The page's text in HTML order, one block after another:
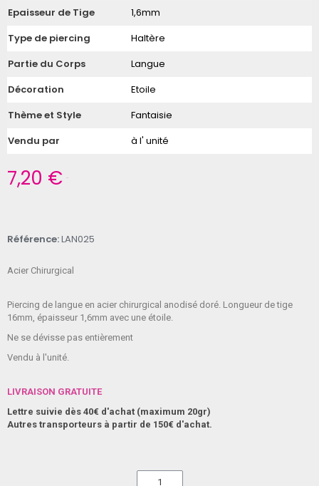
Epaisseur de Tige
1,6mm
Type de piercing
Haltère
Partie du Corps
Langue
Décoration
Etoile
Thème et Style
Fantaisie
Vendu par
à l' unité
7,20 €
Référence LAN025
Acier Chirurgical
Piercing de langue en acier chirurgical anodisé doré. Longueur de tige
16mm, épaisseur 1,6mm avec une étoile.
Ne se dévisse pas entièrement
Vendu à l'unité.
LIVRAISON GRATUITE
Lettre suivie dès 40€ d'achat (maximum 20gr)
Autres transporteurs à partir de 150€ d'achat.